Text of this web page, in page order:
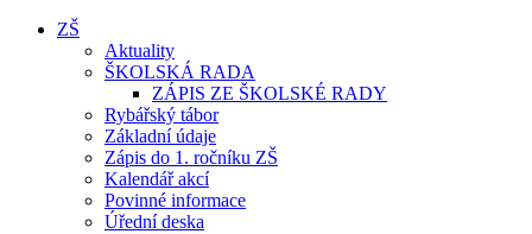
ZŠ
Aktuality
ŠKOLSKÁ RADA
ZÁPIS ZE ŠKOLSKÉ RADY
Rybářský tábor
Základní údaje
Zápis do 1. ročníku ZŠ
Kalendář akcí
Povinné informace
Úřední deska